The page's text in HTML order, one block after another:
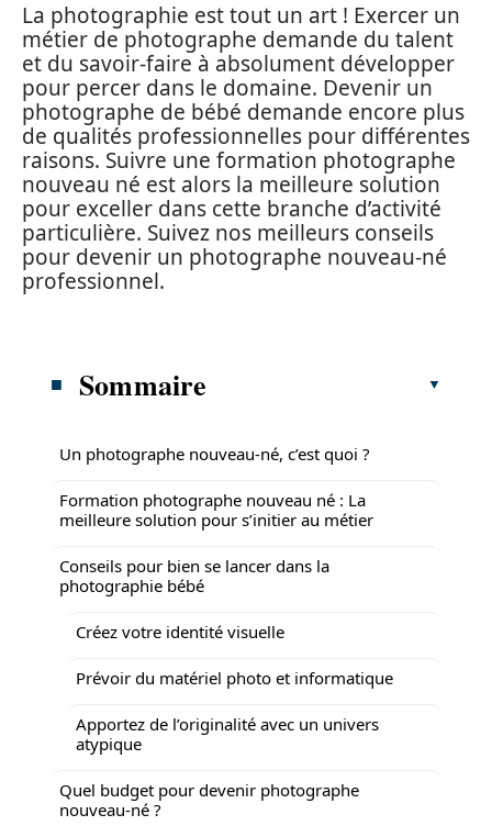
La photographie est tout un art ! Exercer un
métier de photographe demande du talent
et du savoir-faire à absolument développer
pour percer dans le domaine. Devenir un
photographe de bébé demande encore plus
de qualités professionnelles pour différentes
raisons. Suivre une formation photographe
nouveau né est alors la meilleure solution
pour exceller dans cette branche d’activité
particulière. Suivez nos meilleurs conseils
pour devenir un photographe nouveau-né
professionnel.
Sommaire
Un photographe nouveau-né, c’est quoi ?
Formation photographe nouveau né : La
meilleure solution pour s’initier au métier
Conseils pour bien se lancer dans la
photographie bébé
Créez votre identité visuelle
Prévoir du matériel photo et informatique
Apportez de l’originalité avec un univers
atypique
Quel budget pour devenir photographe
nouveau-né ?